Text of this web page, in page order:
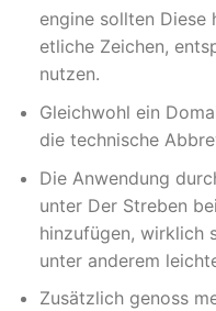
engine sollten
etliche Zeichen,
nutzen.
Gleichwohl ein
die technische
Die Anwendung
unter Der Streben
hinzufügen, wirklich
unter anderem
Zusätzlich genoss